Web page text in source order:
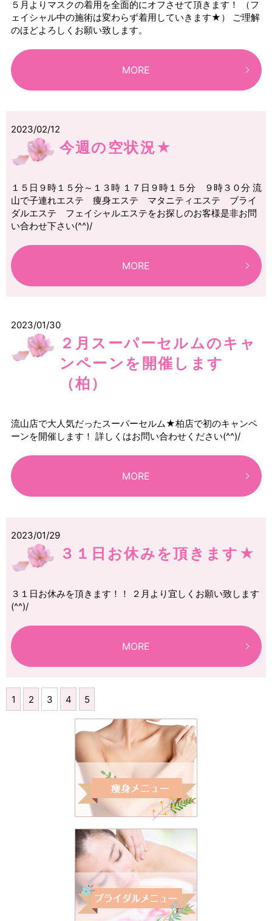
５月よりマスクの着用を全面的にオフさせて頂きます！ （フ
ェイシャル中の施術は変わらず着用していきます★） ご理解
のほどよろしくお願い致します。
MORE
2023/02/12
今週の空状況★
１５日９時１５分～１３時 １７日９時１５分 ９時３０分 流
山で子連れエステ 痩身エステ マタニティエステ ブライ
ダルエステ フェイシャルエステをお探しのお客様是非お問
い合わせ下さい(^^)/
MORE
2023/01/30
２月スーパーセルムのキャ
ンペーンを開催します
（柏）
流山店で大人気だったスーパーセルム★柏店で初のキャンペ
ーンを開催します！ 詳しくはお問い合わせください(^^)/
MORE
2023/01/29
３１日お休みを頂きます★
３１日お休みを頂きます！！ ２月より宜しくお願い致します
(^^)/
MORE
1 2 3 4 5